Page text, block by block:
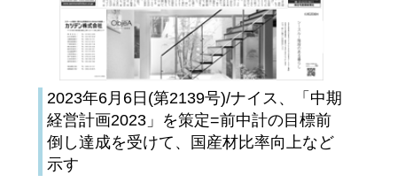
2023年6月6日(第2139号)/ナイス、「中期
経営計画2023」を策定=前中計の目標前
倒し達成を受けて、国産材比率向上など
示す